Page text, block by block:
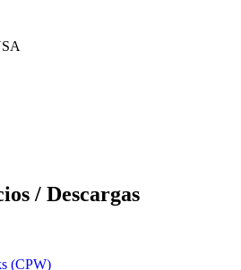
/ Descargas
(CPW)